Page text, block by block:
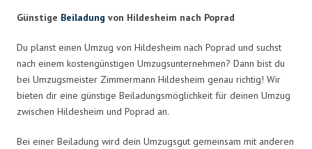
Günstige Beiladung von Hildesheim nach Poprad
Du planst einen Umzug von Hildesheim nach Poprad und suchst
nach einem kostengünstigen Umzugsunternehmen? Dann bist du
bei Umzugsmeister Zimmermann Hildesheim genau richtig! Wir
bieten dir eine günstige Beiladungsmöglichkeit für deinen Umzug
zwischen Hildesheim und Poprad an.
Bei einer Beiladung wird dein Umzugsgut gemeinsam mit anderen